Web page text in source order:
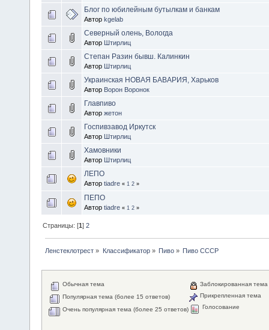
Блог по юбилейным бутылкам и банкам
Автор kgelab
Северный олень, Вологда
Автор Штирлиц
Степан Разин бывш. Калинкин
Автор Штирлиц
Украинская НОВАЯ БАВАРИЯ, Харьков
Автор Ворон Воронок
Главпиво
Автор жетон
Госпивзавод Иркутск
Автор Штирлиц
Хамовники
Автор Штирлиц
ЛЕПО
Автор tiadre « 1 2 »
ПЕПО
Автор tiadre « 1 2 »
Страницы: [1]2
Ленстеклотрест » Классификатор» Пиво» Пиво СССР
Обычная тема
Популярная тема (более 15 ответов)
Очень популярная тема (более 25 ответов)
Заблокированная тема
Прикрепленная тема
Голосование